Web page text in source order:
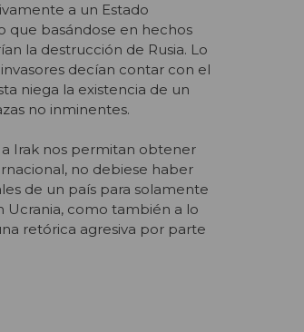
a un Estado
que basándose en hechos
la destrucción de Rusia. Lo
decían contar con el
niega la existencia de un
no inminentes.
a Irak nos permitan obtener
no debiese haber
de un país para solamente
Ucrania, como también a lo
retórica agresiva por parte